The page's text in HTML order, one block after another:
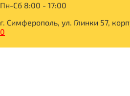
Пн-Сб 8:00 - 17:00
г. Симферополь, ул. Глинки 57,
0